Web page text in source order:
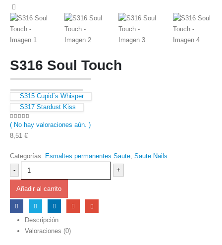
S316 Soul Touch
S315 Cupid´s Whisper
S317 Stardust Kiss
0 out of 5
( No hay valoraciones aún. )
8,51 €
Categorías: Esmaltes permanentes Saute Saute Nails
-
+
Añadir al carrito
Descripción
Valoraciones (0)